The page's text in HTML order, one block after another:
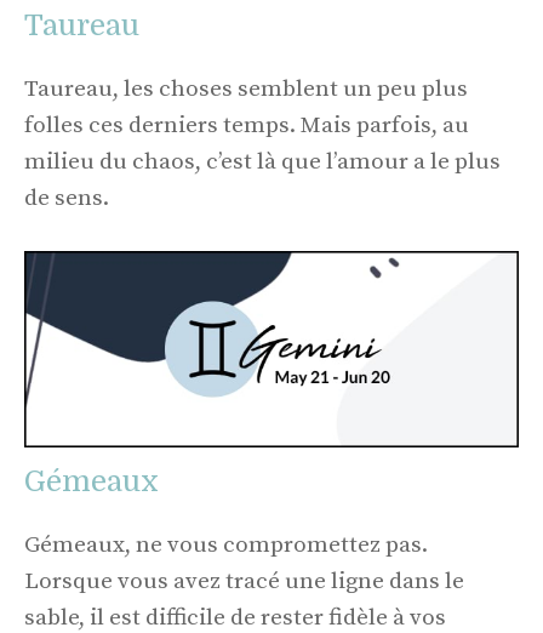
Taureau
Taureau, les choses semblent un peu plus
folles ces derniers temps. Mais parfois, au
milieu du chaos, c’est là que l’amour a le plus
de sens.
Gémeaux
Gémeaux, ne vous compromettez pas.
Lorsque vous avez tracé une ligne dans le
sable, il est difficile de rester fidèle à vos